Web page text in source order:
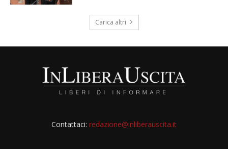
Carica altri
Contattaci: redazione@inliberauscita.it